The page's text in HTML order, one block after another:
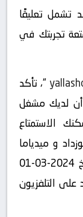
تشمل تعليقًا
تجربتك في
“، تأكد
لديك مشغل
الاستمتاع
و ميدياما
في بطولة دوري أبطال إفريقيا في تاريخ 2024-03-01
على التلفزيون